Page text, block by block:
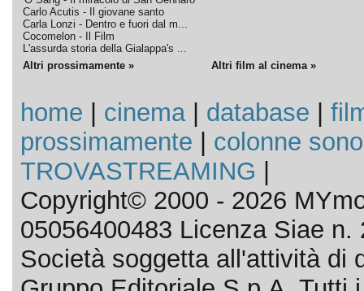
Carlo Acutis - Il giovane santo
Carla Lonzi - Dentro e fuori dal m...
Cocomelon - Il Film
L'assurda storia della Gialappa's ...
Altri prossimamente »
Altri film al cinema »
home cinema| database
prossimamente
colonne
TROVASTREAMING
Copyright© 2000 - 2026
05056400483 Licenza Siae n.
Società soggetta all'attività di